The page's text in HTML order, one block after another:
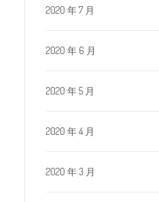
2020 年 7 月
2020 年 6 月
2020 年 5 月
2020 年 4 月
2020 年 3 月